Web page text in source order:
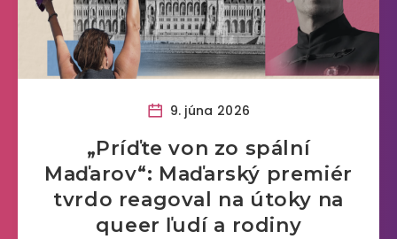
9. júna 2026
„Príďte von zo spální
Maďarov“: Maďarský premiér
tvrdo reagoval na útoky na
queer ľudí a rodiny